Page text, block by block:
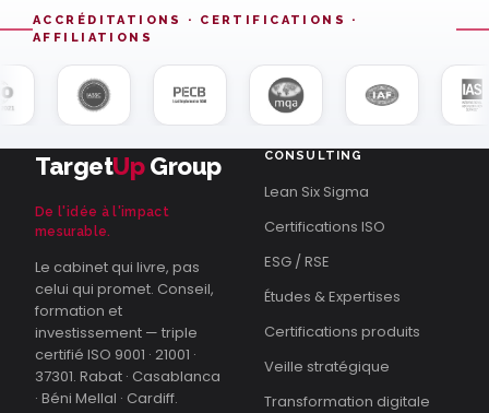
ACCRÉDITATIONS · CERTIFICATIONS ·
AFFILIATIONS
TargetUpGroup
De l'idée à l'impact
mesurable.
Le cabinet qui livre, pas
celui qui promet. Conseil,
formation et
investissement — triple
certifié ISO 9001 · 21001 ·
37301. Rabat · Casablanca
· Béni Mellal · Cardiff.
CONSULTING
Lean Six Sigma
Certifications ISO
ESG / RSE
Études & Expertises
Certifications produits
Veille stratégique
Transformation digitale